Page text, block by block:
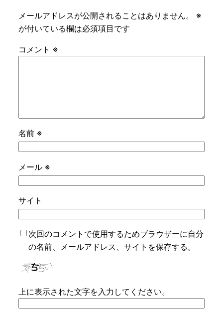
メールアドレスが公開されることはありません。
※
が付いている欄は必須項目です
コメント ※
名前 ※
メール ※
サイト
次回のコメントで使用するためブラウザーに自分
の名前、メールアドレス、サイトを保存する。
上に表示された文字を入力してください。